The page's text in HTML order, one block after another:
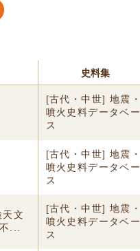
史料集
[古代・中世] 地震・
噴火史料データベー
ス
[古代・中世] 地震・
噴火史料データベー
ス
文
...
[古代・中世] 地震・
噴火史料データベー
ス